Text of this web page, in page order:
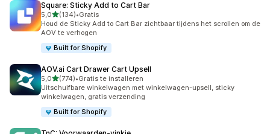
Square: Sticky Add to Cart Bar
5,0van 5 sterren
(134)
134 recensies in totaal
•Gratis
Houd de Sticky Add to Cart Bar zichtbaar tijdens het scrollen om de
AOV te verhogen
Built for Shopify
AOV.ai Cart Drawer Cart Upsell
5,0van 5 sterren
(774)
774 recensies in totaal
•Gratis te installeren
Uitschuifbare winkelwagen met winkelwagen-upsell, sticky
winkelwagen, gratis verzending
Built for Shopify